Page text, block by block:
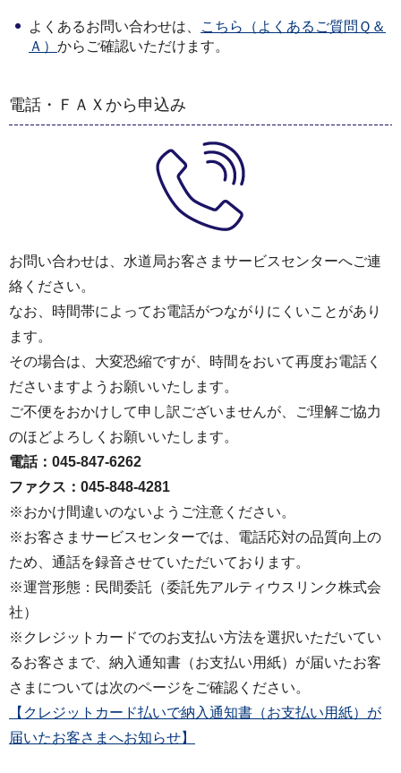
よくあるお問い合わせは、
こちら（よくあるご質問Ｑ＆
Ａ） からご確認いただけます。
電話・ＦＡＸから申込み
お問い合わせは、水道局お客さまサービスセンターへご連
絡ください。
なお、時間帯によってお電話がつながりにくいことがあり
ます。
その場合は、大変恐縮ですが、時間をおいて再度お電話く
ださいますようお願いいたします。
ご不便をおかけして申し訳ございませんが、ご理解ご協力
のほどよろしくお願いいたします。
電話：045-847-6262
ファクス：045-848-4281
※おかけ間違いのないようご注意ください。
※お客さまサービスセンターでは、電話応対の品質向上の
ため、通話を録音させていただいております。
※運営形態：民間委託（委託先アルティウスリンク株式会
社）
※クレジットカードでのお支払い方法を選択いただいてい
るお客さまで、納入通知書（お支払い用紙）が届いたお客
さまについては次のページをご確認ください。
【クレジットカード払いで納入通知書（お支払い用紙）が
届いたお客さまへお知らせ】